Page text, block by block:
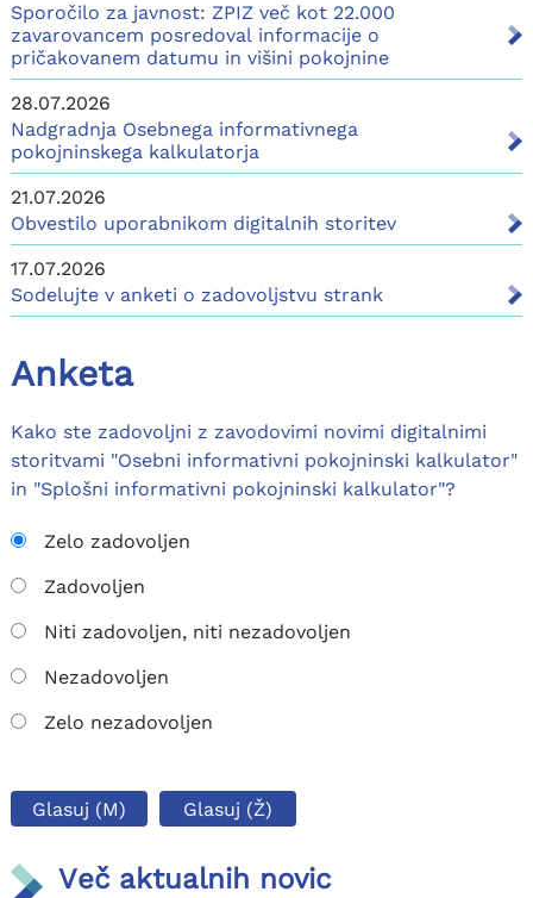
Sporočilo za javnost: ZPIZ več kot 22.000
zavarovancem posredoval informacije o
pričakovanem datumu in višini pokojnine
28.07.2026
Nadgradnja Osebnega informativnega
pokojninskega kalkulatorja
21.07.2026
Obvestilo uporabnikom digitalnih storitev
17.07.2026
Sodelujte v anketi o zadovoljstvu strank
Anketa
Kako ste zadovoljni z zavodovimi novimi digitalnimi
storitvami "Osebni informativni pokojninski kalkulator"
in "Splošni informativni pokojninski kalkulator"?
Zelo zadovoljen
Zadovoljen
Niti zadovoljen, niti nezadovoljen
Nezadovoljen
Zelo nezadovoljen
Glasuj (M) Glasuj (Ž)
Več aktualnih novic